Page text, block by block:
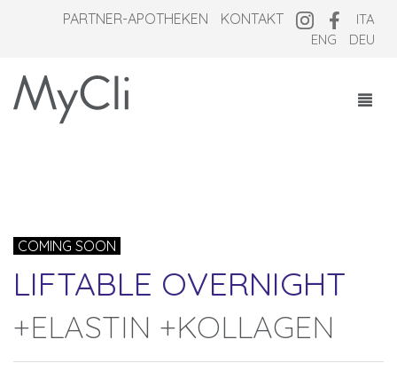
PARTNER-APOTHEKEN KONTAKT
ITA
ENG
DEU
COMING SOON
LIFTABLE OVERNIGHT
+ELASTIN +KOLLAGEN